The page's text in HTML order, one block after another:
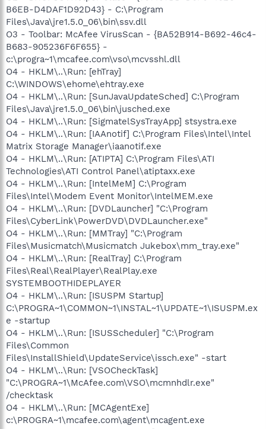
B6EB-D4DAF1D92D43} - C:\Program
Files\Java\jre1.5.0_06\bin\ssv.dll
O3 - Toolbar: McAfee VirusScan - {BA52B914-B692-46c4-
B683-905236F6F655} -
c:\progra~1\mcafee.com\vso\mcvsshl.dll
O4 - HKLM\..\Run: [ehTray]
C:\WINDOWS\ehome\ehtray.exe
O4 - HKLM\..\Run: [SunJavaUpdateSched] C:\Program
Files\Java\jre1.5.0_06\bin\jusched.exe
O4 - HKLM\..\Run: [SigmatelSysTrayApp] stsystra.exe
O4 - HKLM\..\Run: [IAAnotif] C:\Program Files\Intel\Intel
Matrix Storage Manager\iaanotif.exe
O4 - HKLM\..\Run: [ATIPTA] C:\Program Files\ATI
Technologies\ATI Control Panel\atiptaxx.exe
O4 - HKLM\..\Run: [IntelMeM] C:\Program
Files\Intel\Modem Event Monitor\IntelMEM.exe
O4 - HKLM\..\Run: [DVDLauncher] "C:\Program
Files\CyberLink\PowerDVD\DVDLauncher.exe"
O4 - HKLM\..\Run: [MMTray] "C:\Program
Files\Musicmatch\Musicmatch Jukebox\mm_tray.exe"
O4 - HKLM\..\Run: [RealTray] C:\Program
Files\Real\RealPlayer\RealPlay.exe
SYSTEMBOOTHIDEPLAYER
O4 - HKLM\..\Run: [ISUSPM Startup]
C:\PROGRA~1\COMMON~1\INSTAL~1\UPDATE~1\ISUSPM.ex
e -startup
O4 - HKLM\..\Run: [ISUSScheduler] "C:\Program
Files\Common
Files\InstallShield\UpdateService\issch.exe" -start
O4 - HKLM\..\Run: [VSOCheckTask]
"C:\PROGRA~1\McAfee.com\VSO\mcmnhdlr.exe"
/checktask
O4 - HKLM\..\Run: [MCAgentExe]
c:\PROGRA~1\mcafee.com\agent\mcagent.exe